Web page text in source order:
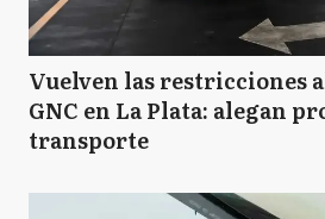
Vuelven las restricciones
GNC en La Plata: alegan
transporte